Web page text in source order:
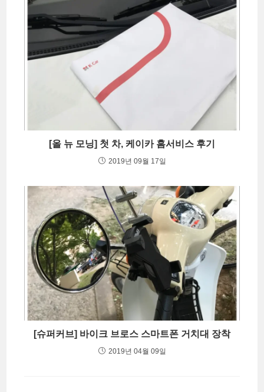
[올 뉴 모닝] 첫 차, 케이카 홈서비스 후기
2019년 09월 17일
[슈퍼커브] 바이크 브로스 스마트폰 거치대 장착
2019년 04월 09일